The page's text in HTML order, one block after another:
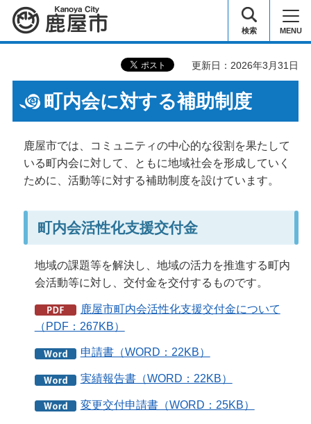
鹿屋市 検索 MENU
更新日：2026年3月31日
町内会に対する補助制度
鹿屋市では、コミュニティの中心的な役割を果たして
いる町内会に対して、ともに地域社会を形成していく
ために、活動等に対する補助制度を設けています。
町内会活性化支援交付金
地域の課題等を解決し、地域の活力を推進する町内
会活動等に対し、交付金を交付するものです。
鹿屋市町内会活性化支援交付金について
（PDF：267KB）
申請書（WORD：22KB）
実績報告書（WORD：22KB）
変更交付申請書（WORD：25KB）